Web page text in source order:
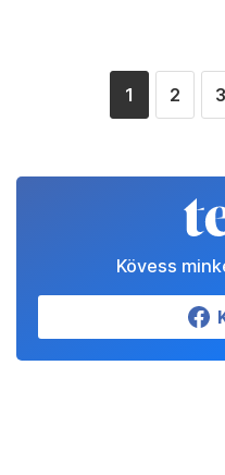
1 2 3
Kövess